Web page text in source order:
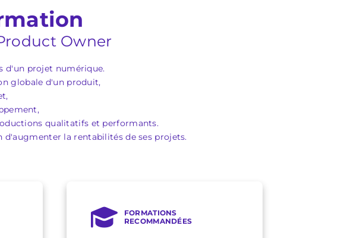
Owner
d'un projet numérique.
globale d'un produit,
qualitatifs et performants.
la rentabilités de ses projets.
FORMATIONS
RECOMMANDÉES